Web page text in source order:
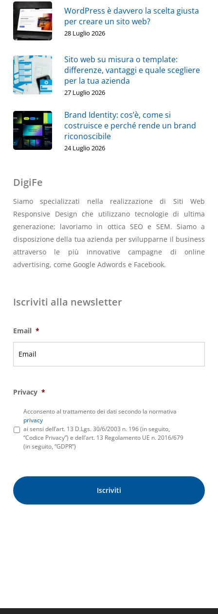
WordPress è davvero la scelta giusta
per creare un sito web?
28 Luglio 2026
Sito web su misura o template:
differenze, vantaggi e quale scegliere
per la tua azienda
27 Luglio 2026
Brand Identity: cos’è, come si
costruisce e perché rende un brand
riconoscibile
24 Luglio 2026
DigiFe
Siamo specializzati nella realizzazione di Siti Web
Responsive Design che utilizzano tecnologie di ultima
generazione; lavoriamo in ottica SEO e SEM. Siamo a
disposizione della tua azienda per svilupparne il business
attraverso le più innovative campagne di online
advertising, come Google Adwords e Facebook.
Iscriviti alla newsletter
Email *
Privacy *
Acconsento al trattamento dei dati secondo la normativa
privacy
ai sensi dell’art. 13 D.Lgs. 30/6/2003 n. 196 (in seguito,
“Codice Privacy”) e dell’art. 13 Regolamento UE n. 2016/679
(in seguito, “GDPR”)